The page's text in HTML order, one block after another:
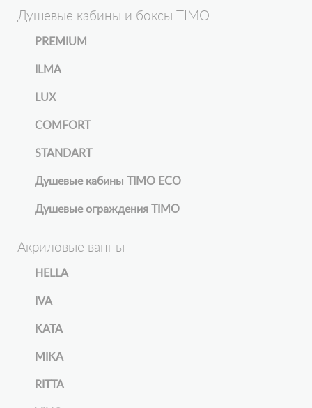
Душевые кабины и боксы TIMO
PREMIUM
ILMA
LUX
COMFORT
STANDART
Душевые кабины TIMO ECO
Душевые ограждения TIMO
Акриловые ванны
HELLA
IVA
KATA
MIKA
RITTA